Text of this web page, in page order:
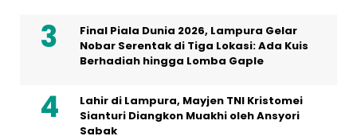
Final Piala Dunia 2026, Lampura Gelar
Nobar Serentak di Tiga Lokasi: Ada Kuis
Berhadiah hingga Lomba Gaple
Lahir di Lampura, Mayjen TNI Kristomei
Sianturi Diangkon Muakhi oleh Ansyori
Sabak